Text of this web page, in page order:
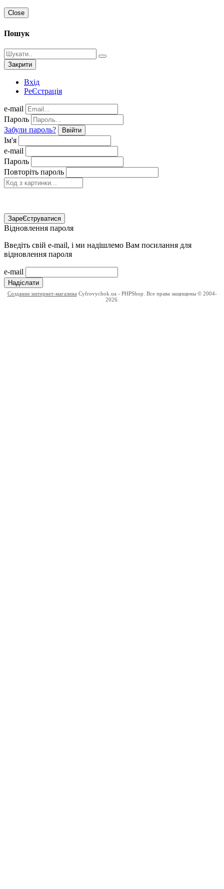
Close
Пошук
Закрити
Вхід
РеЄстрація
e-mail
Пароль
Забули пароль?
Ввійти
Ім'я
e-mail
Пароль
Повторіть пароль
ЗареЄструватися
Відновлення пароля
Введіть свій e-mail, і ми надішлемо Вам посилання для
відновлення пароля
e-mail
Надіслати
Создание интернет-магазина Cyfrovychok.ua - PHPShop. Все права защищены © 2004-
2026.